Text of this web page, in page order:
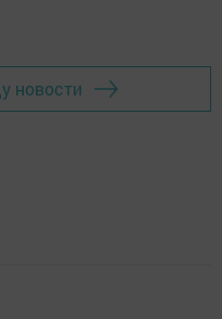
новости